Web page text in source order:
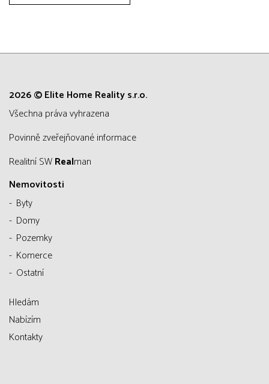
2026 © Elite Home Reality s.r.o.
všechna práva vyhrazena
Povinně zveřejňované informace
Realitní SWRealman
Nemovitosti
Byty
Domy
Pozemky
Komerce
Ostatní
Hledám
Nabízím
Kontakty